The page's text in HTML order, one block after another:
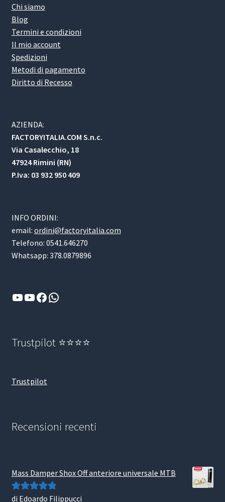
Chi siamo
Blog
Termini e condizioni
Il mio account
Spedizioni
Metodi di pagamento
Diritto di Recesso
AZIENDA:
FACTORYITALIA.COM S.n.c.
Via Casalecchio, 18
47924 Rimini (RN)
P.Iva: 03 932 950 409
INFO ORDINI:
email: ordini@factoryitalia.com
Telefono: 0541.646270
Whatsapp: 378.0879896
YouTube
YouTube
Facebook
WhatsApp
Trustpilot ⭐⭐⭐⭐
Trustpilot
Recensioni recenti
Mass Damper Shox Off anteriore universale MTB
Valutato5su
di Edoardo Filippucci